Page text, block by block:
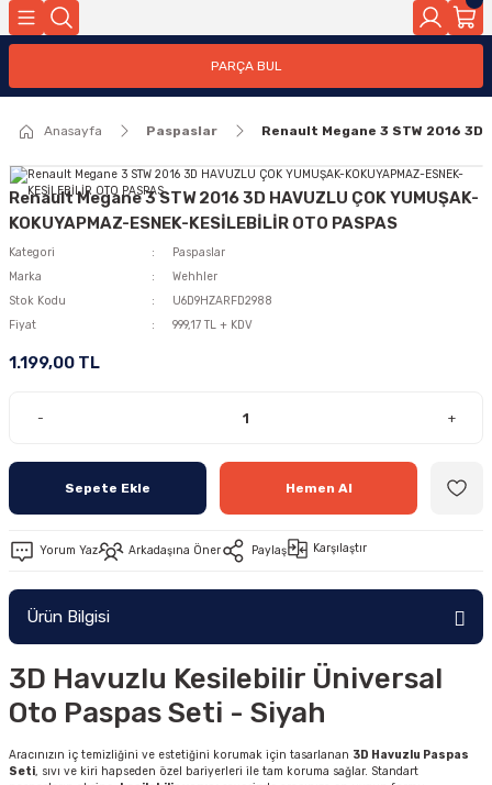
PARÇA BUL
Anasayfa Paspaslar Renault Megane 3 STW 2016 3D
Renault Megane 3 STW 2016 3D HAVUZLU ÇOK YUMUŞAK-
KOKUYAPMAZ-ESNEK-KESİLEBİLİR OTO PASPAS
Kategori
Paspaslar
Marka
Wehhler
Stok Kodu
U6D9HZARFD2988
Fiyat
999,17 TL + KDV
1.199,00 TL
- +
Sepete Ekle Hemen Al
Yorum Yaz Arkadaşına Öner Paylaş Karşılaştır
Ürün Bilgisi
3D Havuzlu Kesilebilir Üniversal
Oto Paspas Seti - Siyah
Aracınızın iç temizliğini ve estetiğini korumak için tasarlanan 3D Havuzlu Paspas
Seti, sıvı ve kiri hapseden özel bariyerleri ile tam koruma sağlar. Standart